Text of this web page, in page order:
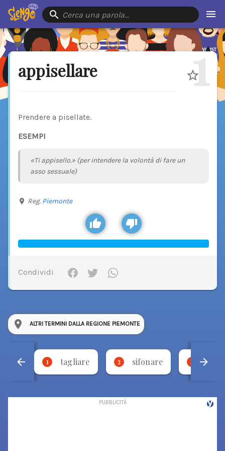
Cerca una parola…
appisellare 1
Prendere a pisellate.
ESEMPI
«Ti appisello.» (per intendere la volontà di fare un
asso sessuale)
Reg. Piemonte
Condividi
ALTRI TERMINI DALLA REGIONE PIEMONTE
1 tagliare 2 sifonare 3